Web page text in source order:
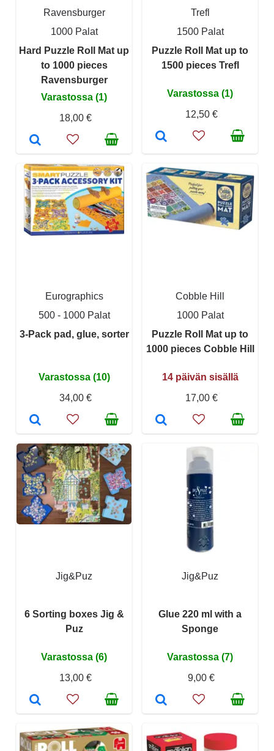
Ravensburger
1000 Palat
Hard Puzzle Roll Mat up
to 1000 pieces
Ravensburger
Varastossa (1)
18,00 €
Trefl
1500 Palat
Puzzle Roll Mat up to
1500 pieces Trefl
Varastossa (1)
12,50 €
Eurographics
500 - 1000 Palat
3-Pack pad, glue, sorter
Varastossa (10)
34,00 €
Cobble Hill
1000 Palat
Puzzle Roll Mat up to
1000 pieces Cobble Hill
14 päivän sisällä
17,00 €
Jig&Puz
6 Sorting boxes Jig &
Puz
Varastossa (6)
13,00 €
Jig&Puz
Glue 220 ml with a
Sponge
Varastossa (7)
9,00 €